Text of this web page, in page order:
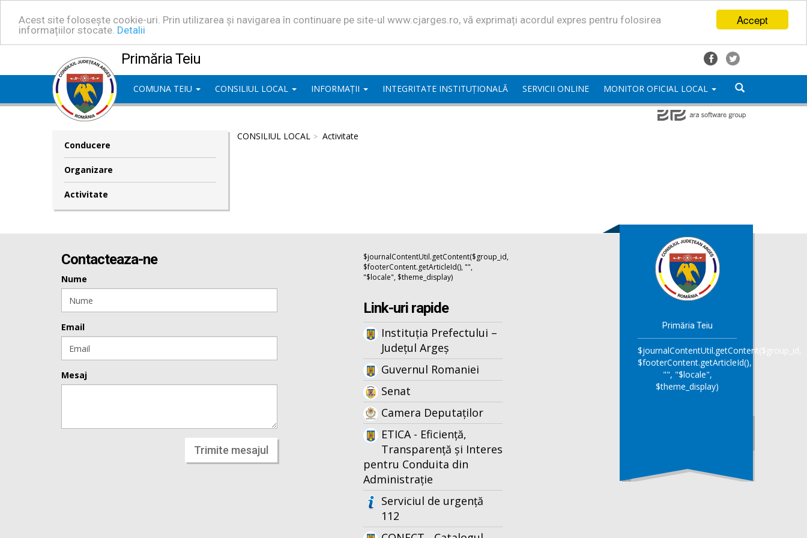
Accept
Acest site folosește cookie-uri. Prin utilizarea și navigarea în continuare pe site-ul www.cjarges.ro, vă exprimați acordul expres pentru folosirea
informațiilor stocate. Detalii
Primăria Teiu
COMUNA TEIU CONSILIUL LOCAL INFORMAȚII INTEGRITATE INSTITUȚIONALĂ SERVICII ONLINE MONITOR OFICIAL LOCAL
Conducere
Organizare
Activitate
CONSILIUL LOCAL Activitate
Contacteaza-ne
Nume
Email
Mesaj
Trimite mesajul
$journalContentUtil.getContent($group_id,
$footerContent.getArticleId(), "",
"$locale", $theme_display)
Link-uri rapide
Instituția Prefectului –
Județul Argeș
Guvernul Romaniei
Senat
Camera Deputaților
ETICA - Eficiență,
Transparență și Interes
pentru Conduita din
Administrație
Serviciul de urgență
112
Primăria Teiu
$journalContentUtil.getContent($group_id,
$footerContent.getArticleId(),
"", "$locale",
$theme_display)